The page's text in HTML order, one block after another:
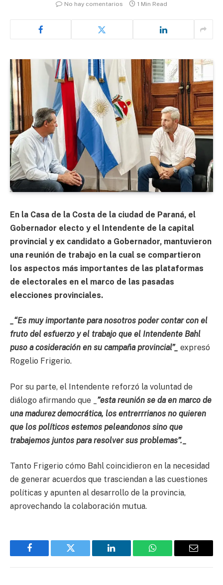
No hay comentarios
1 Min Read
En la Casa de la Costa de la ciudad de Paraná, el
Gobernador electo y el Intendente de la capital
provincial y ex candidato a Gobernador, mantuvieron
una reunión de trabajo en la cual se compartieron
los aspectos más importantes de las plataformas
de electorales en el marco de las pasadas
elecciones provinciales.
_“Es muy importante para nosotros poder contar con el
fruto del esfuerzo y el trabajo que el Intendente Bahl
puso a cosideración en su campaña provincial”_ expresó
Rogelio Frigerio.
Por su parte, el Intendente reforzó la voluntad de
diálogo afirmando que _ ”esta reunión se da en marco de
una madurez democrática, los entrerrrianos no quieren
que los políticos estemos peleandonos sino que
trabajemos juntos para resolver sus problemas”._
Tanto Frigerio cómo Bahl coincidieron en la necesidad
de generar acuerdos que trasciendan a las cuestiones
políticas y apunten al desarrollo de la provincia,
aprovechando la colaboración mutua.
Facebook Twitter LinkedIn WhatsApp Email